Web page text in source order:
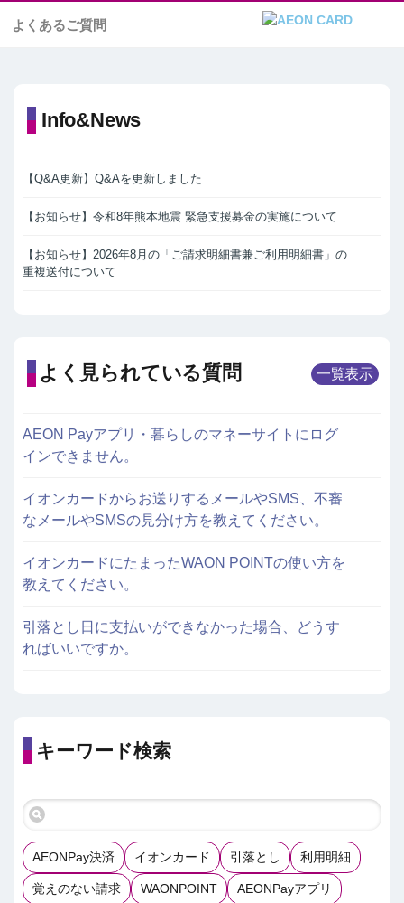
よくあるご質問
Info&News
【Q&A更新】Q&Aを更新しました
【お知らせ】令和8年熊本地震 緊急支援募金の実施について
【お知らせ】2026年8月の「ご請求明細書兼ご利用明細書」の
重複送付について
よく見られている質問 一覧表示
AEON Payアプリ・暮らしのマネーサイトにログ
インできません。
イオンカードからお送りするメールやSMS、不審
なメールやSMSの見分け方を教えてください。
イオンカードにたまったWAON POINTの使い方を
教えてください。
引落とし日に支払いができなかった場合、どうす
ればいいですか。
キーワード検索
AEONPay決済 イオンカード 引落とし 利用明細
覚えのない請求 WAONPOINT AEONPayアプリ